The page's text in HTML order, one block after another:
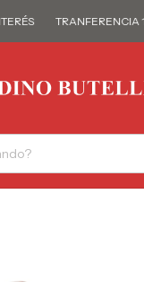
TRANFERENCIA